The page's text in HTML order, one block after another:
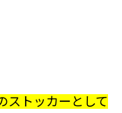
ストッカーとして